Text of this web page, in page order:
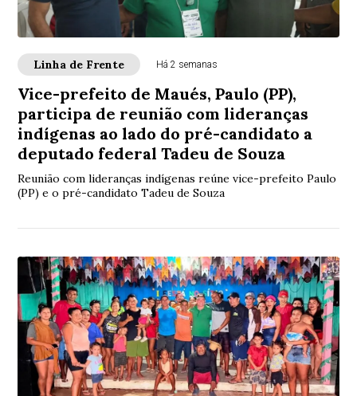
Linha de Frente Há 2 semanas
Vice-prefeito de Maués, Paulo (PP),
participa de reunião com lideranças
indígenas ao lado do pré-candidato a
deputado federal Tadeu de Souza
Reunião com lideranças indígenas reúne vice-prefeito Paulo
(PP) e o pré-candidato Tadeu de Souza